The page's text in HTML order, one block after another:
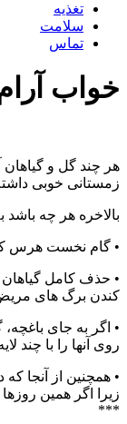
تغذیه
سلامت
تماس
خواب
هر چند گل و گیاهان
زمستانی خوبی
بالاخره هر چه
• گام نخست هرس
• حذف کامل
کندن برگ های مریض
• اگر به جای
روی آنها را با چند
• همچنین از آنجا
زیرا اگر همین
***